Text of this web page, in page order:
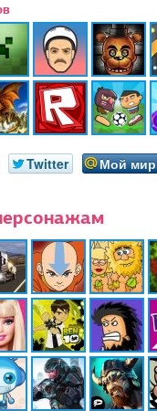
Twitter Мой мир